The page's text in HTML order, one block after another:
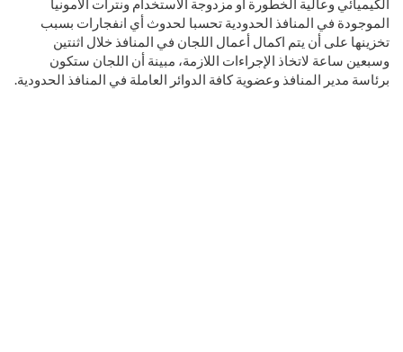
الكيميائي وعالية الخطورة أو مزدوجة الاستخدام ونترات الامونيا
الموجودة في المنافذ الحدودية تحسبا لحدوث أي انفجارات بسبب
تخزينها على أن يتم اكمال أعمال اللجان في المنافذ خلال اثنتين
وسبعين ساعة لاتخاذ الإجراءات اللازمة، مبينة أن اللجان ستكون
برئاسة مدير المنافذ وعضوية كافة الدوائر العاملة في المنافذ الحدودية.